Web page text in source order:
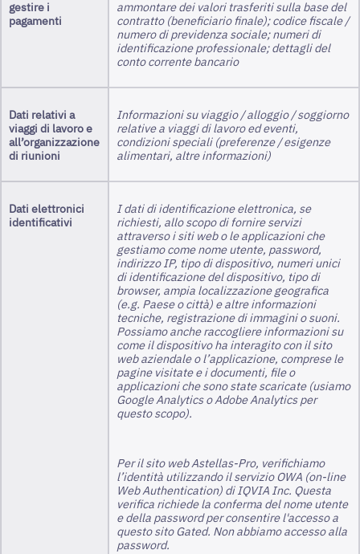
gestire i
pagamenti
ammontare dei valori trasferiti sulla base del
contratto (beneficiario finale); codice fiscale /
numero di previdenza sociale; numeri di
identificazione professionale; dettagli del
conto corrente bancario
Dati relativi a
viaggi di lavoro e
all’organizzazione
di riunioni
Informazioni su viaggio / alloggio / soggiorno
relative a viaggi di lavoro ed eventi,
condizioni speciali (preferenze / esigenze
alimentari, altre informazioni)
Dati elettronici
identificativi
I dati di identificazione elettronica, se
richiesti, allo scopo di fornire servizi
attraverso i siti web o le applicazioni che
gestiamo come nome utente, password,
indirizzo IP, tipo di dispositivo, numeri unici
di identificazione del dispositivo, tipo di
browser, ampia localizzazione geografica
(e.g. Paese o città) e altre informazioni
tecniche, registrazione di immagini o suoni.
Possiamo anche raccogliere informazioni su
come il dispositivo ha interagito con il sito
web aziendale o l’applicazione, comprese le
pagine visitate e i documenti, file o
applicazioni che sono state scaricate (usiamo
Google Analytics o Adobe Analytics per
questo scopo).
Per il sito web Astellas-Pro, verifichiamo
l’identità utilizzando il servizio OWA (on-line
Web Authentication) di IQVIA Inc. Questa
verifica richiede la conferma del nome utente
e della password per consentire l'accesso a
questo sito Gated. Non abbiamo accesso alla
password.